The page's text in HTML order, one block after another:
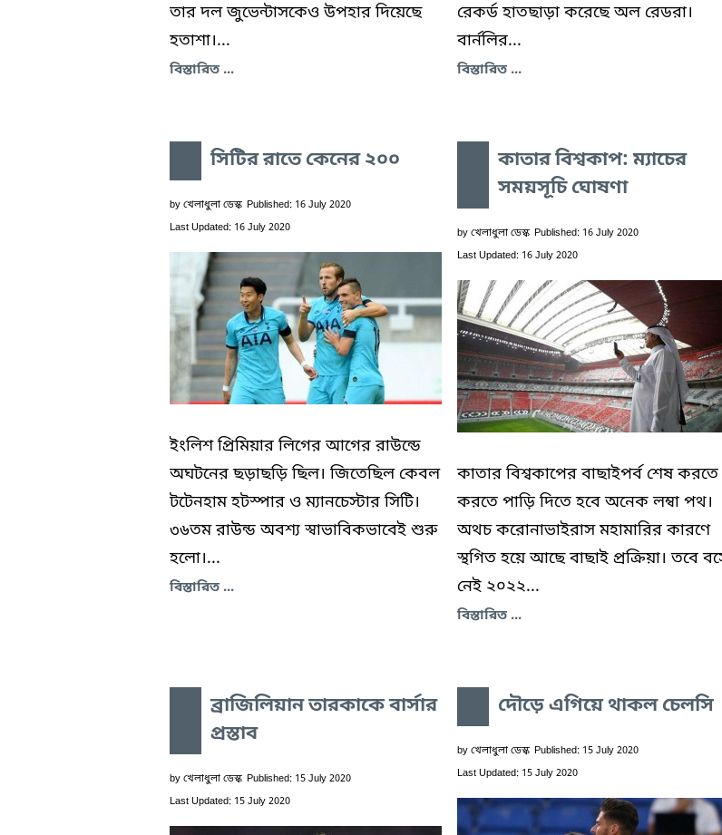
তার দল জুভেন্টাসকেও উপহার দিয়েছে
হতাশা।...
বিস্তারিত ...
রেকর্ড হাতছাড়া করেছে অল রেডরা।
বার্নলির...
বিস্তারিত ...
সিটির রাতে কেনের ২০০
by খেলাধুলা ডেস্ক Published: 16 July 2020
Last Updated: 16 July 2020
ইংলিশ প্রিমিয়ার লিগের আগের রাউন্ডে
অঘটনের ছড়াছড়ি ছিল। জিতেছিল কেবল
টটেনহাম হটস্পার ও ম্যানচেস্টার সিটি।
৩৬তম রাউন্ড অবশ্য স্বাভাবিকভাবেই শুরু
হলো।...
বিস্তারিত ...
কাতার বিশ্বকাপ: ম্যাচের
সময়সূচি ঘোষণা
by খেলাধুলা ডেস্ক Published: 16 July 2020
Last Updated: 16 July 2020
কাতার বিশ্বকাপের বাছাইপর্ব শেষ করতে
করতে পাড়ি দিতে হবে অনেক লম্বা পথ।
অথচ করোনাভাইরাস মহামারির কারণে
স্থগিত হয়ে আছে বাছাই প্রক্রিয়া। তবে
নেই ২০২২...
বিস্তারিত ...
ব্রাজিলিয়ান তারকাকে বার্সার
প্রস্তাব
by খেলাধুলা ডেস্ক Published: 15 July 2020
Last Updated: 15 July 2020
দৌড়ে এগিয়ে থাকল চেলসি
by খেলাধুলা ডেস্ক Published: 15 July 2020
Last Updated: 15 July 2020